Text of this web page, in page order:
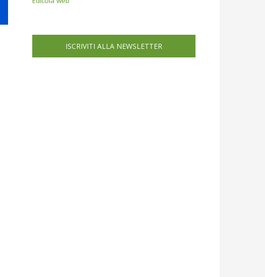
ISCRIVITI ALLA NEWSLETTER